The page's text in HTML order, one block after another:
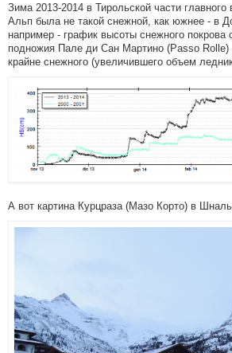
Зима 2013-2014 в Тирольской части
Альп была не такой снежной, как южнее - в
например - график высоты снежного покрова
подножия Пале ди Сан Мартино (Passo
крайне снежного (увеличившего объем
А вот картина Курцраза (Мазо Корто) в